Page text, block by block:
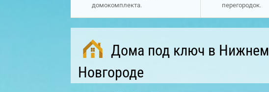
домокомплекта.
перегородок.
Дома под ключ в Нижнем
Новгороде